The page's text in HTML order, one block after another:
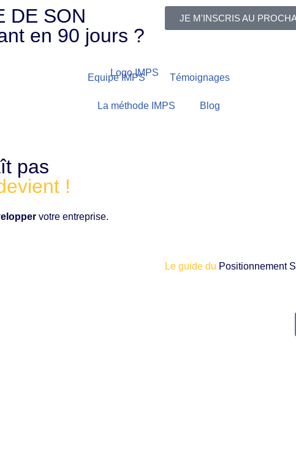
DE SON
en 90 jours ?
JE M'INSCRIS AU
Equipe IMPS Témoignages
La méthode IMPS Blog
pas
!
votre entreprise.
Le guide du Positionnement